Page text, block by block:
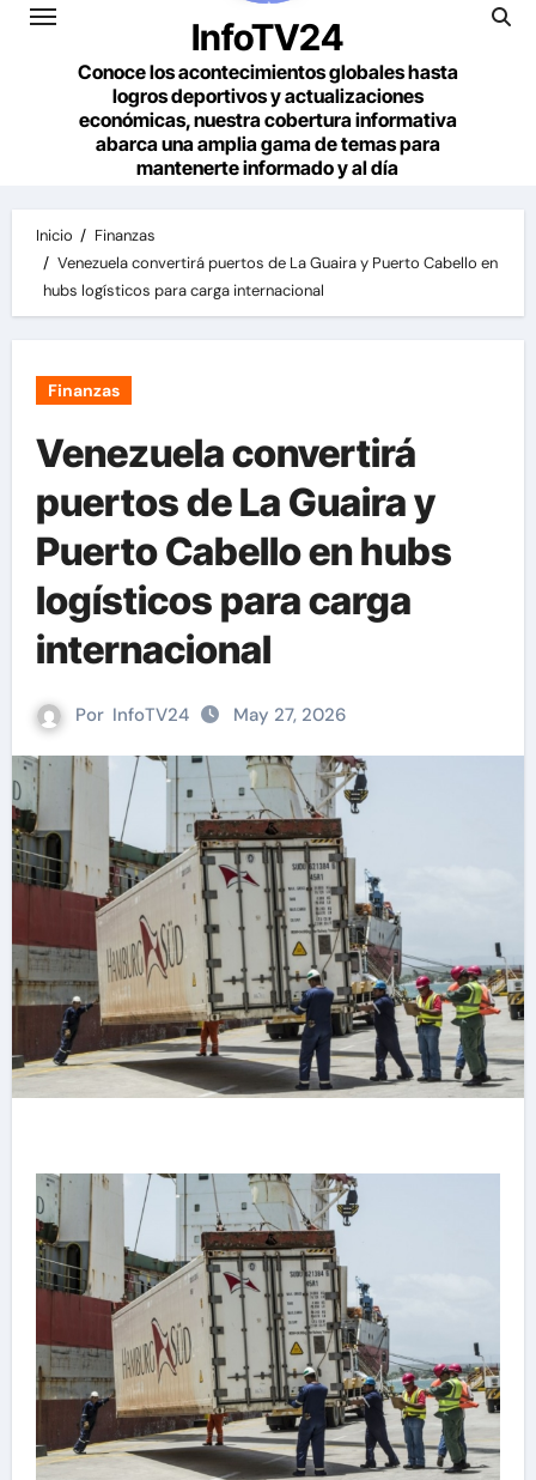
InfoTV24
Conoce los acontecimientos globales hasta
logros deportivos y actualizaciones
económicas, nuestra cobertura informativa
abarca una amplia gama de temas para
mantenerte informado y al día
Inicio
Finanzas
Venezuela convertirá puertos de La Guaira y Puerto Cabello en
hubs logísticos para carga internacional
Finanzas
Venezuela convertirá
puertos de La Guaira y
Puerto Cabello en hubs
logísticos para carga
internacional
Por InfoTV24 May 27, 2026